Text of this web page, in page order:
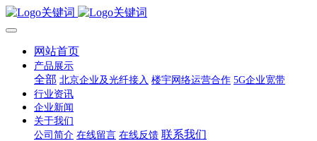
网站首页
产品展示
全部 北京企业及光纤接入 楼宇网络运营合作 5G企业宽带
行业资讯
企业新闻
关于我们
公司简介 在线留言 在线反馈 联系我们